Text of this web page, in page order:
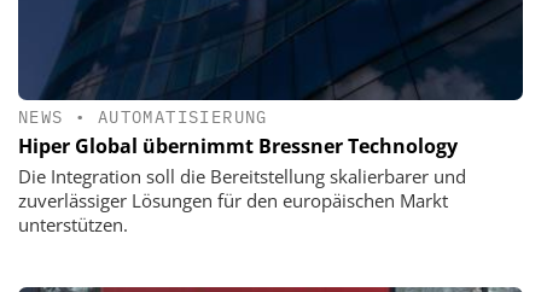
NEWS • AUTOMATISIERUNG
Hiper Global übernimmt Bressner Technology
Die Integration soll die Bereitstellung skalierbarer und
zuverlässiger Lösungen für den europäischen Markt
unterstützen.